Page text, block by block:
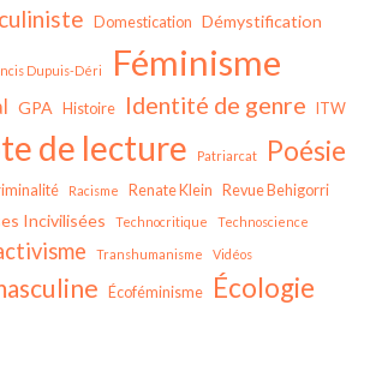
Domestication Démystification
Dupuis-Déri Féminisme
GPA Histoire Identité de genre ITW
de lecture Patriarcat Poésie
Racisme Renate Klein Revue Behigorri
Incivilisées Technocritique Technoscience
Transhumanisme Vidéos
Écoféminisme Écologie